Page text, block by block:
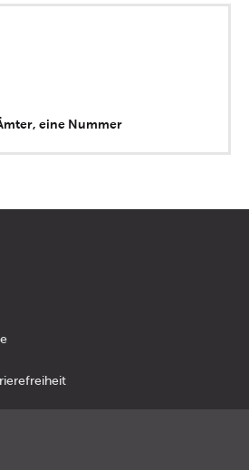
eine Nummer